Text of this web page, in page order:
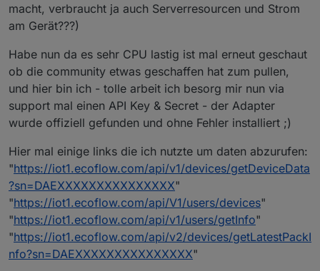
macht, verbraucht ja auch Serverresourcen und Strom
am Gerät???)
Habe nun da es sehr CPU lastig ist mal erneut geschaut
ob die community etwas geschaffen hat zum pullen,
und hier bin ich - tolle arbeit ich besorg mir nun via
support mal einen API Key & Secret - der Adapter
wurde offiziell gefunden und ohne Fehler installiert ;)
Hier mal einige links die ich nutzte um daten abzurufen:
"https://iot1.ecoflow.com/api/v1/devices/getDeviceData
?sn=DAEXXXXXXXXXXXXXXX"
"https://iot1.ecoflow.com/api/V1/users/devices"
"https://iot1.ecoflow.com/api/v1/users/getInfo"
"https://iot1.ecoflow.com/api/v2/devices/getLatestPackI
nfo?sn=DAEXXXXXXXXXXXXXXX"